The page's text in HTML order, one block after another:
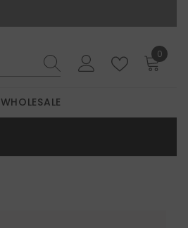
0
0
WHOLESALE